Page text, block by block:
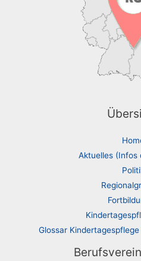
Aktuelles (Infos
Glossar